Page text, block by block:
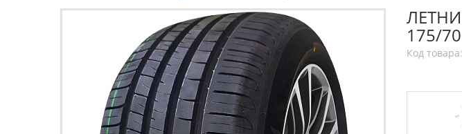
175/
Код